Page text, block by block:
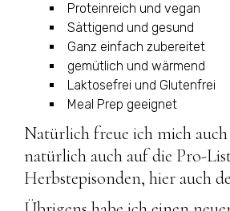
Proteinreich und vegan
Sättigend und gesund
Ganz einfach zubereitet
gemütlich und wärmend
Laktosefrei und Glutenfrei
Meal Prep geeignet
Natürlich freue ich mich
natürlich auch auf die Pro-
Herbstepisonden, hier auch